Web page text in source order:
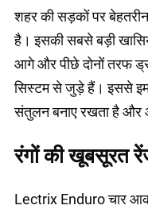
शहर की सड़कों पर
है। इसकी सबसे बड़ी
आगे और पीछे दोनों तरफ
सिस्टम से जुड़े हैं। इससे
संतुलन बनाए रखता है और
रंगों की खूबसूरत
Lectrix Enduro चार